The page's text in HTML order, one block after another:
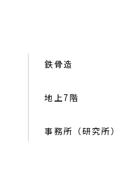
鉄骨造
地上7階
事務所（研究所）